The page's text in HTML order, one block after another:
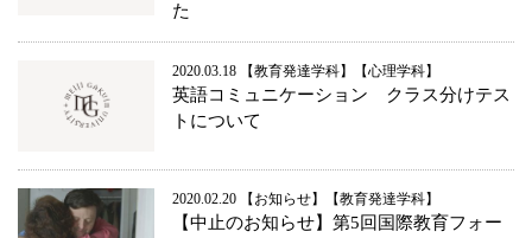
た
2020.03.18 教育発達学科 心理学科
英語コミュニケーション クラス分けテス
トについて
2020.02.20 お知らせ 教育発達学科
【中止のお知らせ】第5回国際教育フォー